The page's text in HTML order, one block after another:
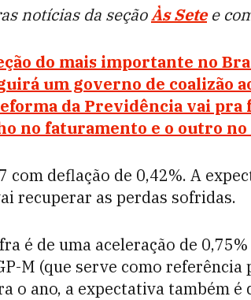
notícias da seçãoÀs Setee
do mais importante no
um governo de coalizão
da Previdência vai pra
no faturamento e o outro
com deflação de 0,42%. A
recuperar as perdas sofridas.
é de uma aceleração de
M (que serve como referência
o ano, a expectativa também é